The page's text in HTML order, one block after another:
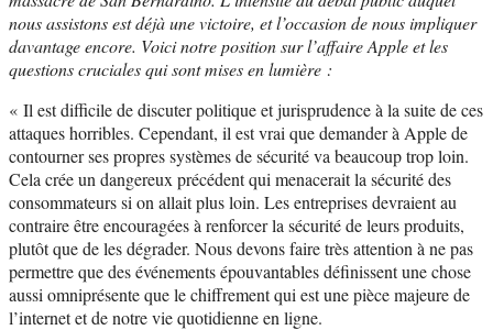
nous assistons est déjà une victoire, et l’occasion de nous impliquer
davantage encore. Voici notre position sur l’affaire Apple et les
questions cruciales qui sont mises en lumière :
« Il est difficile de discuter politique et jurisprudence à la suite de ces
attaques horribles. Cependant, il est vrai que demander à Apple de
contourner ses propres systèmes de sécurité va beaucoup trop loin.
Cela crée un dangereux précédent qui menacerait la sécurité des
consommateurs si on allait plus loin. Les entreprises devraient au
contraire être encouragées à renforcer la sécurité de leurs produits,
plutôt que de les dégrader. Nous devons faire très attention à ne pas
permettre que des événements épouvantables définissent une chose
aussi omniprésente que le chiffrement qui est une pièce majeure de
l’internet et de notre vie quotidienne en ligne.